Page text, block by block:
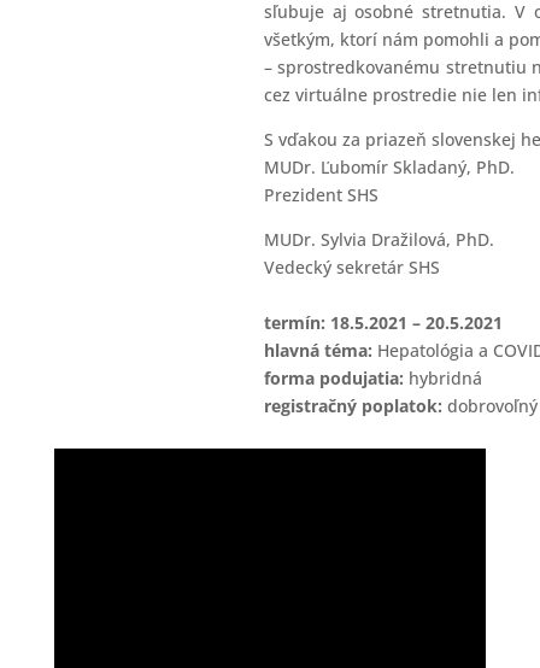
sľubuje aj osobné stretnutia. V
všetkým, ktorí nám pomohli a
– sprostredkovanému stretnutiu
cez virtuálne prostredie nie len
S vďakou za priazeň slovenskej
MUDr. Ľubomír Skladaný, PhD.
Prezident SHS
MUDr. Sylvia Dražilová, PhD.
Vedecký sekretár SHS
termín: 18.5.2021 – 20.5.2021
hlavná téma: Hepatológia a
forma podujatia: hybridná
registračný poplatok: dobrovoľný